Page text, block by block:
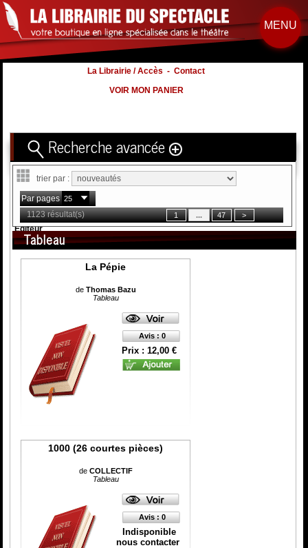
MENU
La Librairie / Accès -Contact
VOIR MON PANIER
Recherche avancée
Titre
Volume
Auteur
Éditeur
Distribution:
trier par :
Par pages
1123 résultat(s)
Tableau
La Pépie
de Thomas Bazu
Tableau
Avis : 0
Prix : 12,00 €
1000 (26 courtes pièces)
de COLLECTIF
Tableau
Avis : 0
Indisponible
nous contacter